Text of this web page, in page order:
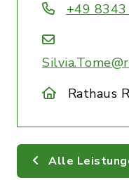
+49
Rathaus
Alle